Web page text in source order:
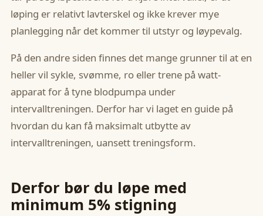
løping er relativt lavterskel og ikke krever mye
planlegging når det kommer til utstyr og løypevalg.
På den andre siden finnes det mange grunner til at en
heller vil sykle, svømme, ro eller trene på watt-
apparat for å tyne blodpumpa under
intervalltreningen. Derfor har vi laget en guide på
hvordan du kan få maksimalt utbytte av
intervalltreningen, uansett treningsform.
Derfor bør du løpe med
minimum 5% stigning